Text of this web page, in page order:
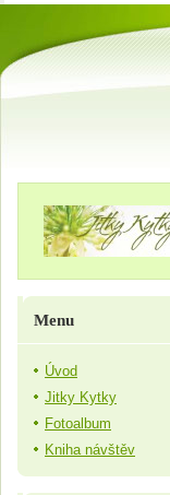
Menu
Úvod
Jitky Kytky
Fotoalbum
Kniha návštěv